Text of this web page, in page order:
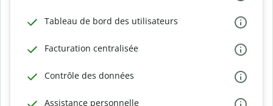
Tableau de bord des utilisateurs
Facturation centralisée
Contrôle des données
Assistance personnelle